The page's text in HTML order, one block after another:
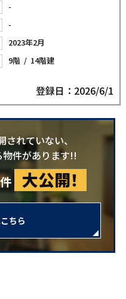
-
-
2023年2月
9階 / 14階建
登録日：2026/6/1
れていない、
件があります!!
件 大公開！
ちら